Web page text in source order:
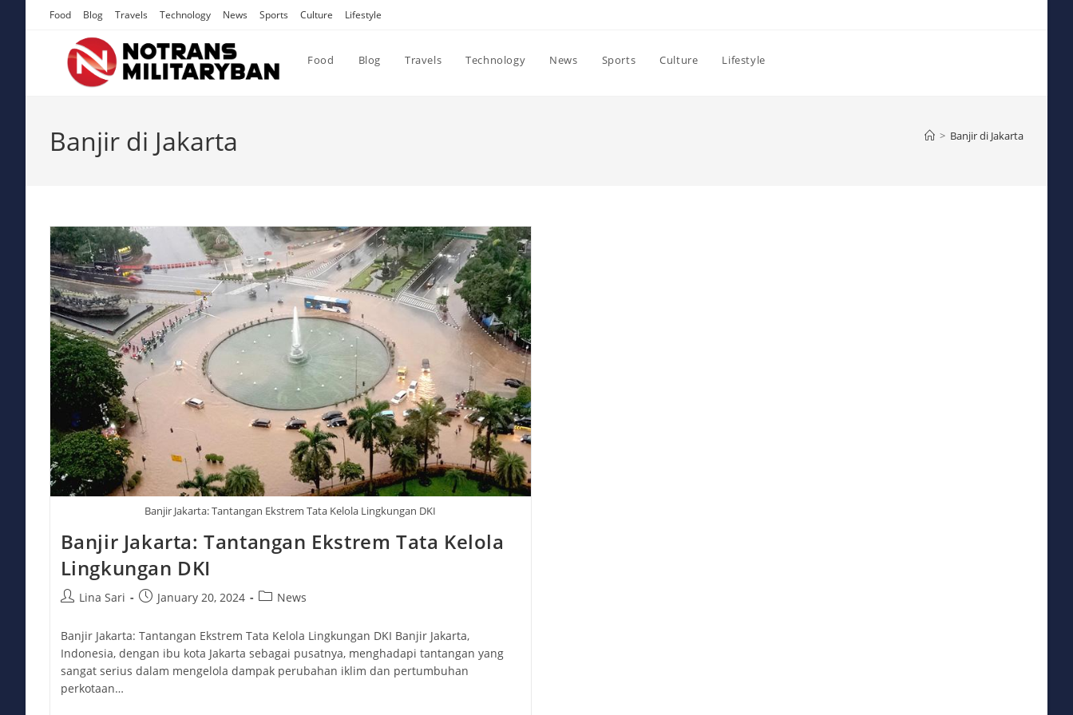
Food Blog Travels Technology News Sports Culture Lifestyle
Food Blog Travels Technology News Sports Culture Lifestyle
Banjir di Jakarta > Banjir di Jakarta
Banjir Jakarta: Tantangan Ekstrem Tata Kelola Lingkungan DKI
Banjir Jakarta: Tantangan Ekstrem Tata Kelola
Lingkungan DKI
PostLina Sari
PostJanuary 20, 2024
PostNews
Banjir Jakarta: Tantangan Ekstrem Tata Kelola Lingkungan DKI Banjir Jakarta,
Indonesia, dengan ibu kota Jakarta sebagai pusatnya, menghadapi tantangan yang
sangat serius dalam mengelola dampak perubahan iklim dan pertumbuhan
perkotaan…